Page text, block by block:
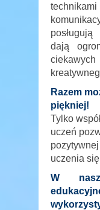
dają
Razem
piękniej!
Tylko
uczeń
uczenia
W